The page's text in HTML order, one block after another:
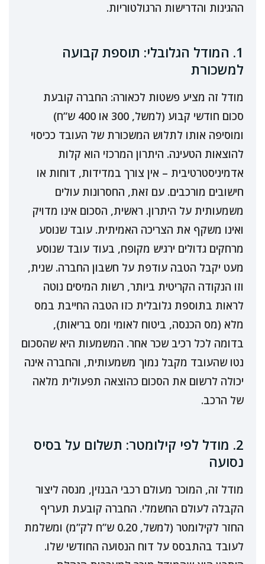
ההגינות והדרישות הרגולטוריות.
1. המודל הגלובלי: תוספת קבועה
למשכורת
מודל זה מציע פשטות לכאורה: החברה קובעת
סכום חודשי קבוע (למשל, 300 או 400 ש”ח)
ומוסיפה אותו לתלוש המשכורת של העובד ככיסוי
להוצאות הטעינה. היתרון המרכזי הוא קלות
אדמיניסטרטיבית – אין צורך במדידות, דוחות או
חישובים מורכבים. עם זאת, החסרונות עולים
משמעותית על היתרון. ראשית, הסכום אינו מדויק
ואינו משקף את הצריכה האמיתית. עובד שנוסע
מרחקים גדולים ירגיש מקופח, בעוד עובד שנוסע
מעט יקבל הטבה עודפת על חשבון החברה. שנית,
וזו הנקודה הקריטית ביותר, רשות המיסים נוטה
לראות בתוספת גלובלית כזו הטבה החייבת במס
מלא (מס הכנסה, ביטוח לאומי ומס בריאות),
בדומה לכל רכיב שכר אחר. המשמעות היא שהסכום
נטו שהעובד מקבל נמוך משמעותית, והחברה אינה
יכולה לרשום את הסכום כהוצאה תפעולית מלאה
של הרכב.
2. מודל לפי קילומטר: תשלום על בסיס
נסועה
מודל זה, המוכר מעולם רכבי הבנזין, מנסה ליצור
הקבלה לעולם החשמלי. החברה קובעת תעריף
החזר לקילומטר (למשל, 0.20 ש”ח לק”מ) ומשלמת
לעובד בהתבסס על דוח הנסועה החודשי שלו.